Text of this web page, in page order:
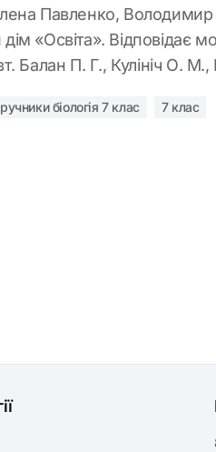
Павленко, Володимир
«Освіта». Відповідає
Балан П. Г., Кулініч О.
біологія 7 клас 7 клас